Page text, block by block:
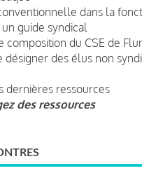
dans la
guide syndical
composition du CSE de
désigner des élus non
dernières ressources
des ressources